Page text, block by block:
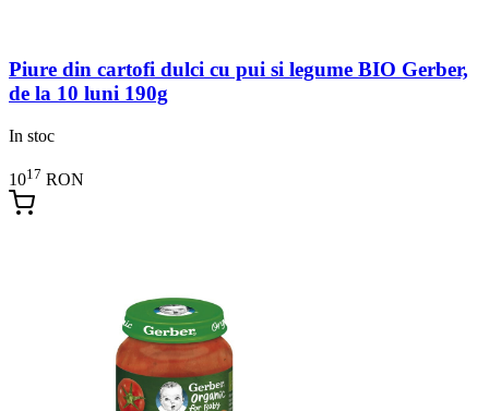
Piure din cartofi dulci cu pui si legume BIO Gerber,
de la 10 luni 190g
In stoc
1017 RON